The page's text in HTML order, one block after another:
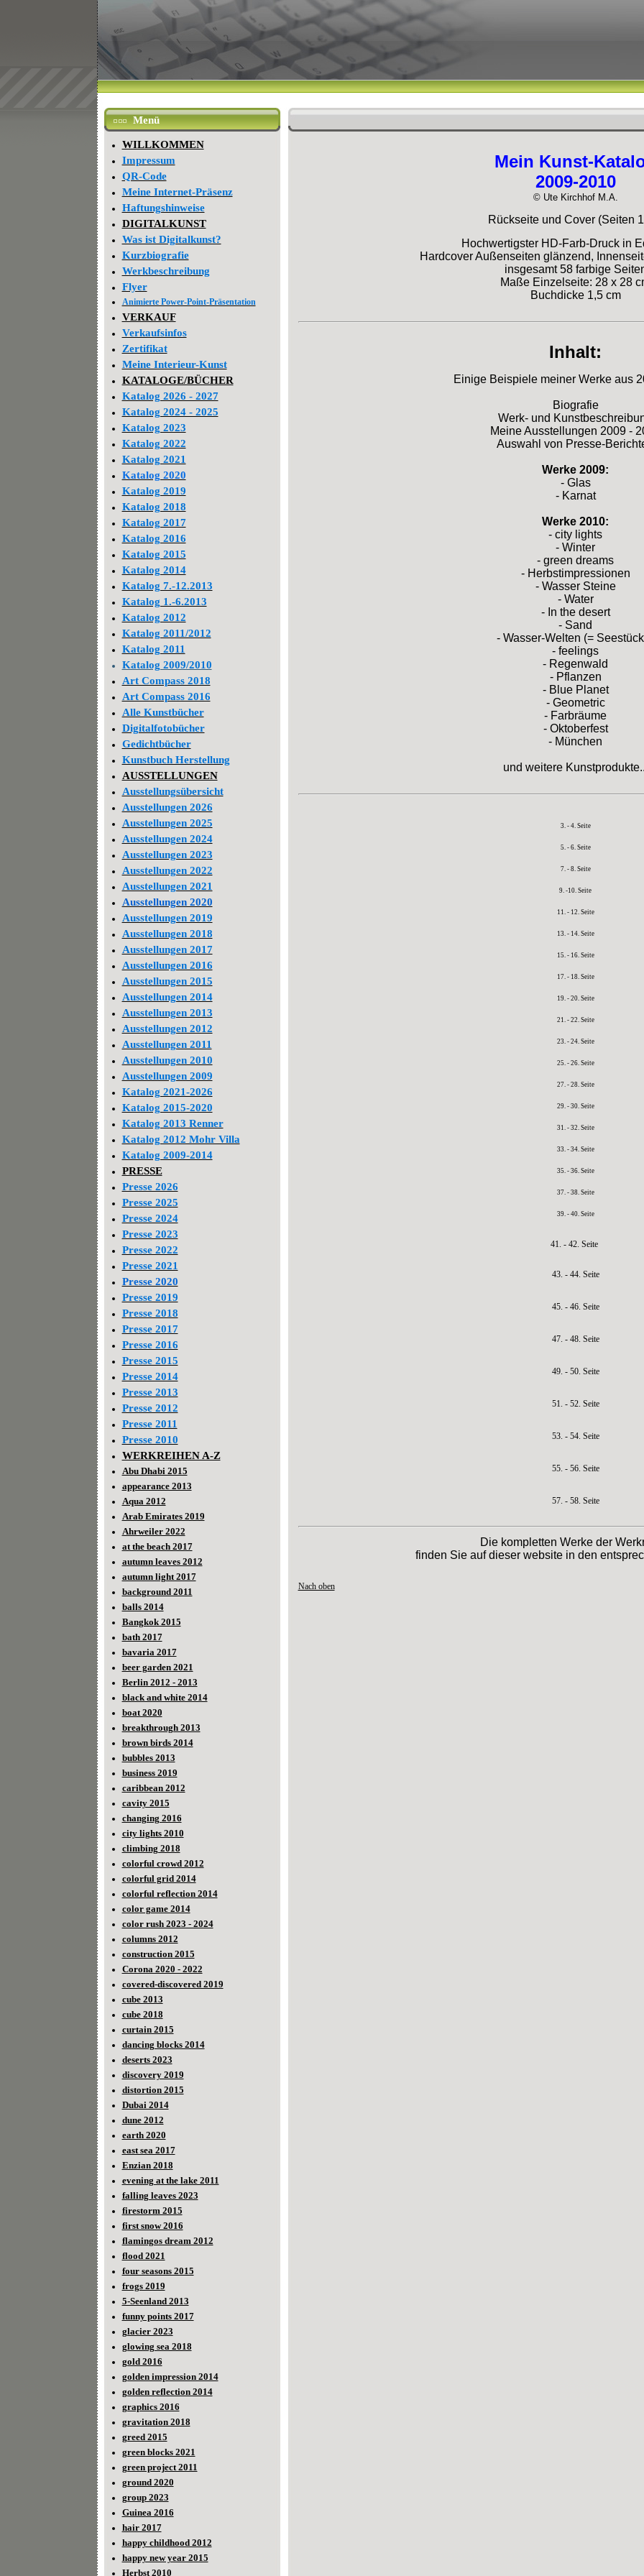
Menü
WILLKOMMEN
Impressum
QR-Code
Meine Internet-Präsenz
Haftungshinweise
DIGITALKUNST
Was ist Digitalkunst?
Kurzbiografie
Werkbeschreibung
Flyer
Animierte Power-Point-Präsentation
VERKAUF
Verkaufsinfos
Zertifikat
Meine Interieur-Kunst
KATALOGE/BÜCHER
Katalog 2026 - 2027
Katalog 2024 - 2025
Katalog 2023
Katalog 2022
Katalog 2021
Katalog 2020
Katalog 2019
Katalog 2018
Katalog 2017
Katalog 2016
Katalog 2015
Katalog 2014
Katalog 7.-12.2013
Katalog 1.-6.2013
Katalog 2012
Katalog 2011/2012
Katalog 2011
Katalog 2009/2010
Art Compass 2018
Art Compass 2016
Alle Kunstbücher
Digitalfotobücher
Gedichtbücher
Kunstbuch Herstellung
AUSSTELLUNGEN
Ausstellungsübersicht
Ausstellungen 2026
Ausstellungen 2025
Ausstellungen 2024
Ausstellungen 2023
Ausstellungen 2022
Ausstellungen 2021
Ausstellungen 2020
Ausstellungen 2019
Ausstellungen 2018
Ausstellungen 2017
Ausstellungen 2016
Ausstellungen 2015
Ausstellungen 2014
Ausstellungen 2013
Ausstellungen 2012
Ausstellungen 2011
Ausstellungen 2010
Ausstellungen 2009
Katalog 2021-2026
Katalog 2015-2020
Katalog 2013 Renner
Katalog 2012 Mohr Villa
Katalog 2009-2014
PRESSE
Presse 2026
Presse 2025
Presse 2024
Presse 2023
Presse 2022
Presse 2021
Presse 2020
Presse 2019
Presse 2018
Presse 2017
Presse 2016
Presse 2015
Presse 2014
Presse 2013
Presse 2012
Presse 2011
Presse 2010
WERKREIHEN A-Z
Abu Dhabi 2015
appearance 2013
Aqua 2012
Arab Emirates 2019
Ahrweiler 2022
at the beach 2017
autumn leaves 2012
autumn light 2017
background 2011
balls 2014
Bangkok 2015
bath 2017
bavaria 2017
beer garden 2021
Berlin 2012 - 2013
black and white 2014
boat 2020
breakthrough 2013
brown birds 2014
bubbles 2013
business 2019
caribbean 2012
cavity 2015
changing 2016
city lights 2010
climbing 2018
colorful crowd 2012
colorful grid 2014
colorful reflection 2014
color game 2014
color rush 2023 - 2024
columns 2012
construction 2015
Corona 2020 - 2022
covered-discovered 2019
cube 2013
cube 2018
curtain 2015
dancing blocks 2014
deserts 2023
discovery 2019
distortion 2015
Dubai 2014
dune 2012
earth 2020
east sea 2017
Enzian 2018
evening at the lake 2011
falling leaves 2023
firestorm 2015
first snow 2016
flamingos dream 2012
flood 2021
four seasons 2015
frogs 2019
5-Seenland 2013
funny points 2017
glacier 2023
glowing sea 2018
gold 2016
golden impression 2014
golden reflection 2014
graphics 2016
gravitation 2018
greed 2015
green blocks 2021
green project 2011
ground 2020
group 2023
Guinea 2016
hair 2017
happy childhood 2012
happy new year 2015
Herbst 2010
Mein Kunst-
2009-2010
© Ute Kirchhof M.A.
Rückseite und Cover (Seiten
Hochwertigster HD-Farb-Druck in
Hardcover Außenseiten glänzend,
insgesamt 58 farbige
Maße Einzelseite: 28 x 28
Buchdicke 1,5 cm
Inhalt:
Einige Beispiele meiner Werke aus
Biografie
Werk- und
Meine Ausstellungen 2009 -
Auswahl von Presse-
Werke 2009:
- Glas
- Karnat
Werke 2010:
- city lights
- Winter
- green dreams
- Herbstimpressionen
- Wasser Steine
- Water
- In the desert
- Sand
- Wasser-Welten (=
- feelings
- Regenwald
- Pflanzen
- Blue Planet
- Geometric
- Farbräume
- Oktoberfest
- München
und weitere
3. - 4. Seite
5. - 6. Seite
7. - 8. Seite
9. -10. Seite
11. - 12. Seite
13. - 14. Seite
15. - 16. Seite
17. - 18. Seite
19. - 20. Seite
21. - 22. Seite
23. - 24. Seite
25. - 26. Seite
27. - 28. Seite
29. - 30. Seite
31. - 32. Seite
33. - 34. Seite
35. - 36. Seite
37. - 38. Seite
39. - 40. Seite
41. - 42. Seite
43. - 44. Seite
45. - 46. Seite
47. - 48. Seite
49. - 50. Seite
51. - 52. Seite
53. - 54. Seite
55. - 56. Seite
57. - 58. Seite
Die kompletten Werke der
finden Sie auf dieser website in den
Nach oben